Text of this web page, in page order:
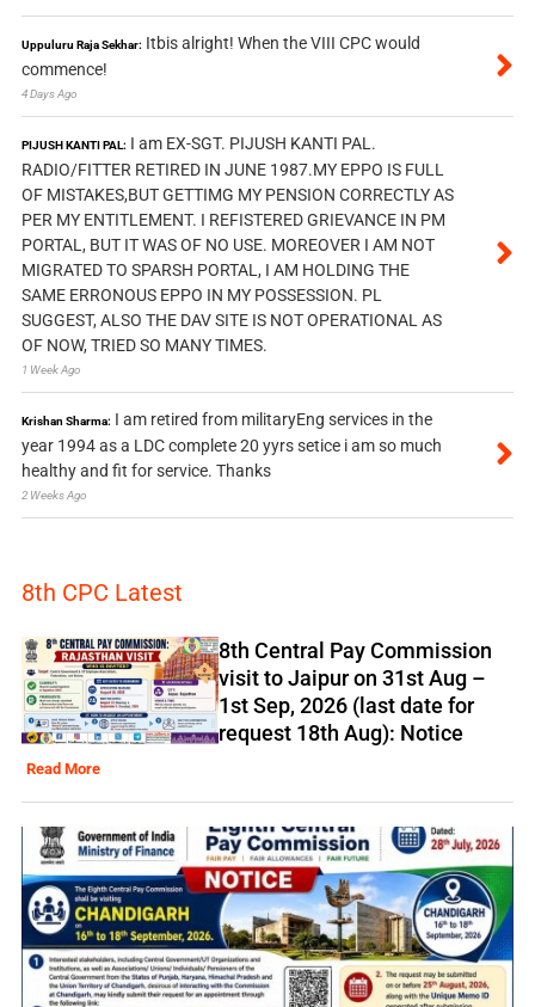
Uppuluru Raja Sekhar: Itbis alright! When the VIII CPC would
commence!
4 Days Ago
PIJUSH KANTI PAL: I am EX-SGT. PIJUSH KANTI PAL.
RADIO/FITTER RETIRED IN JUNE 1987.MY EPPO IS FULL
OF MISTAKES,BUT GETTIMG MY PENSION CORRECTLY AS
PER MY ENTITLEMENT. I REFISTERED GRIEVANCE IN PM
PORTAL, BUT IT WAS OF NO USE. MOREOVER I AM NOT
MIGRATED TO SPARSH PORTAL, I AM HOLDING THE
SAME ERRONOUS EPPO IN MY POSSESSION. PL
SUGGEST, ALSO THE DAV SITE IS NOT OPERATIONAL AS
OF NOW, TRIED SO MANY TIMES.
1 Week Ago
Krishan Sharma: I am retired from militaryEng services in the
year 1994 as a LDC complete 20 yyrs setice i am so much
healthy and fit for service. Thanks
2 Weeks Ago
8th CPC Latest
8th Central Pay Commission
visit to Jaipur on 31st Aug –
1st Sep, 2026 (last date for
request 18th Aug): Notice
Read More